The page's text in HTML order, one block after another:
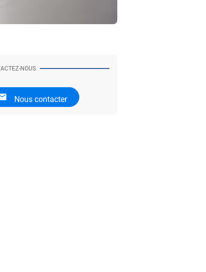
NOUS
Nous contacter